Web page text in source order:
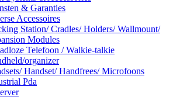
& Garanties
Accessoires
Station/ Cradles/ Holders/ Wallmount/
Modules
Telefoon / Walkie-talkie
organizer
Handset/ Handfrees/ Microfoons
Pda